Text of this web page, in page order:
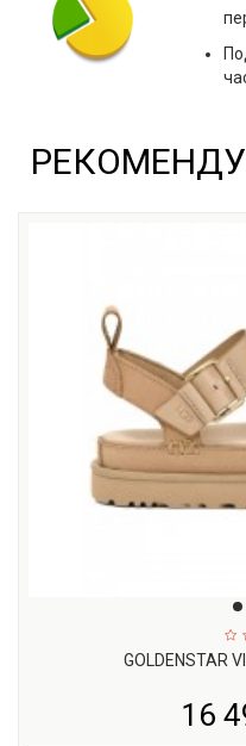
GOLDENSTAR
16